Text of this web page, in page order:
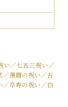
い／七五三祝い／
還暦の祝い／古
卒寿の祝い／白